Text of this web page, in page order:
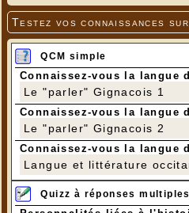
Testez vos connaissances
QCM simple
Connaissez-vous la langue
Le "parler" Gignacois 1
Connaissez-vous la langue
Le "parler" Gignacois 2
Connaissez-vous la langue
Langue et littérature
Quizz à réponses multiples